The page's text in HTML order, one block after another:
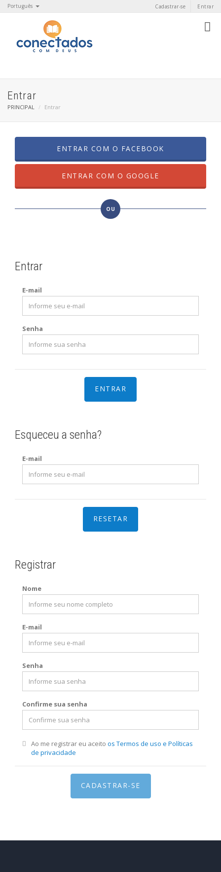
Português Entrar
Cadastrar-se
Entrar
PRINCIPAL Entrar
ENTRAR COM O FACEBOOK
ENTRAR COM O GOOGLE
OU
Entrar
E-mail
Senha
Esqueceu a senha?
E-mail
Registrar
Nome
E-mail
Senha
Confirme sua senha
Ao me registrar eu aceito os Termos de uso e Políticas
de privacidade